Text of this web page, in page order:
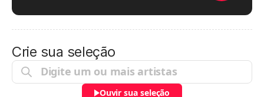
Crie sua seleção
Ouvir sua seleção